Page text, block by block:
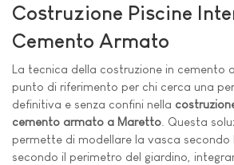
Costruzione Piscine
Cemento Armato
La tecnica della costruzione in cemento
punto di riferimento per chi cerca una
definitiva e senza confini nella
cemento armato a Maretto. Questa
permette di modellare la vasca
secondo il perimetro del giardino,